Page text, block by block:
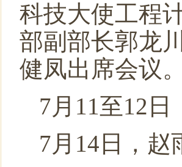
科技大使工程
部副部长郭龙
健凤出席会议。
7月11至12
7月14日，